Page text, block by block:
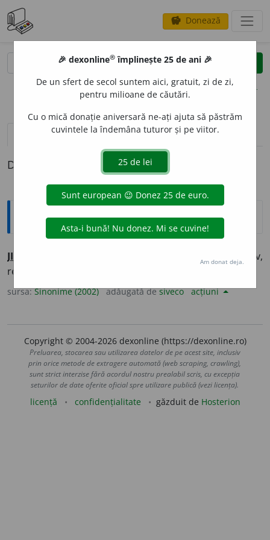
savings Donează
clear
opțiuni
definiții (1) pronunțievolume_up (1)
Definiția cu ID-ul 190471:
Sinonime
JI
adj. reavăn, ud, umed, (rar) umedos, (reg.) puhav,
revenos, (prin Transilv.) motov.
sursa:Sinonime (2002) adăugată desiveco acțiuni
Copyright © 2004-2026 dexonline (https://dexonline.ro)
Preluarea, stocarea sau utilizarea datelor de pe acest site, inclusiv
prin orice metode de extragere automată (web scraping, crawling),
sunt strict interzise fără acordul nostru prealabil scris, cu excepția
seturilor de date oferite oficial spre utilizare publică (vezi licența).
licență confidențialitate găzduit de Hosterion
🎉 dexonline® împlinește 25 de ani 🎉
De un sfert de secol suntem aici, gratuit, zi de zi,
pentru milioane de căutări.
Cu o mică donație aniversară ne-ați ajuta să păstrăm
cuvintele la îndemâna tuturor și pe viitor.
Am donat deja.